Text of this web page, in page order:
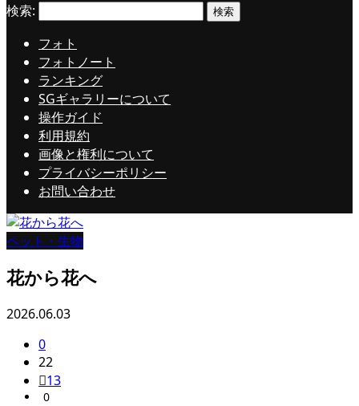
フォト
フォトノート
ランキング
SGギャラリーについて
操作ガイド
利用規約
画像と権利について
プライバシーポリシー
お問い合わせ
検索:
ペット・生物
花から花へ
2026.06.03
0
22
13
0